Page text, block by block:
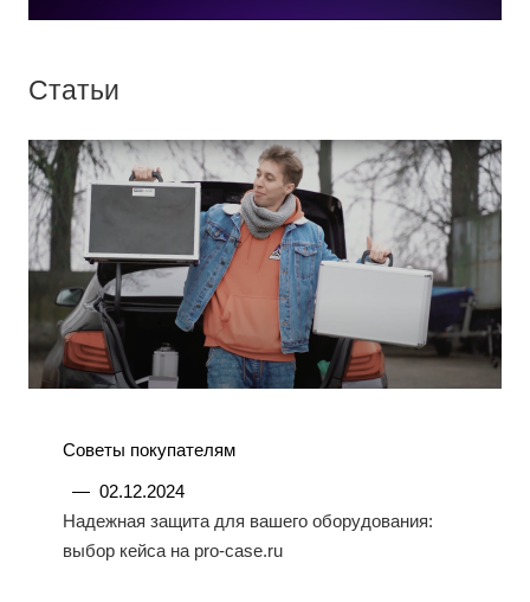
Статьи
Советы покупателям
— 02.12.2024
Надежная защита для вашего оборудования:
выбор кейса на pro-case.ru